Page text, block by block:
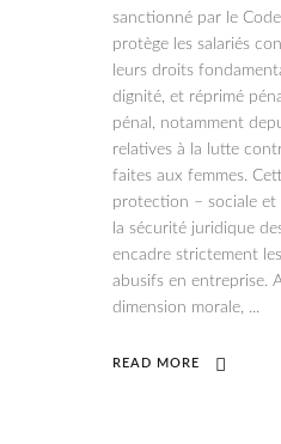
sanctionné par le
protège les salariés
leurs droits
dignité, et réprimé
pénal, notamment
relatives à la lutte
faites aux femmes.
protection – sociale
la sécurité juridique
encadre strictement
abusifs en entreprise.
dimension morale,
READ MORE